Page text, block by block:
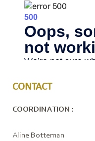
CONTACT
COORDINATION :
Aline Botteman